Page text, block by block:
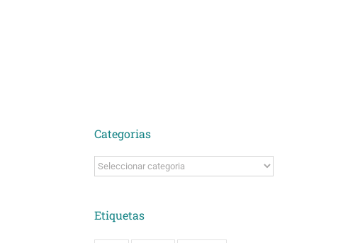
Categorias
Categorias
Etiquetas